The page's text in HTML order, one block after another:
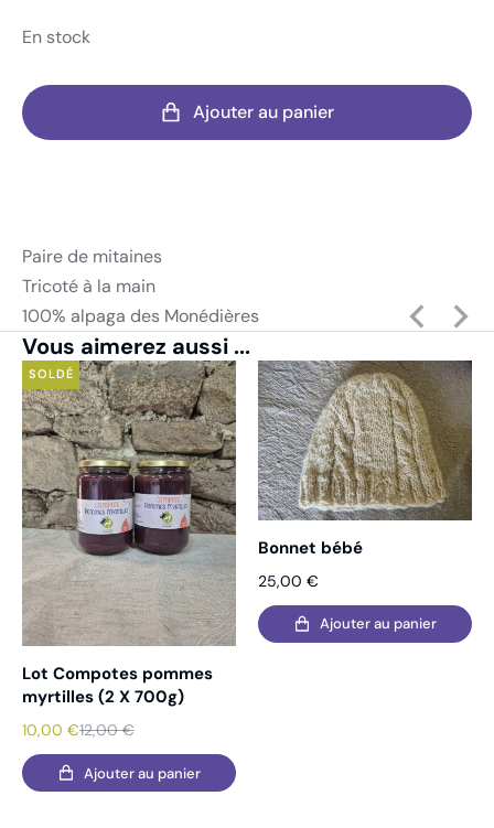
En stock
Ajouter au panier
Paire de mitaines
Tricoté à la main
100% alpaga des Monédières
Vous aimerez aussi ...
SOLDÉ
Lot Compotes pommes
myrtilles (2 X 700g)
12,00€
10,00 €
Ajouter au panier
Bonnet bébé
25,00 €
Ajouter au panier